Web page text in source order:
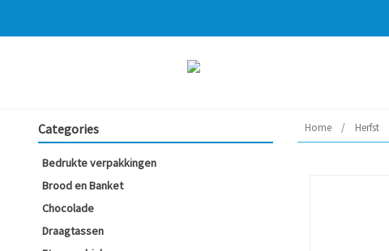
Categories
Bedrukte verpakkingen
Brood en Banket
Chocolade
Draagtassen
Home / Herfst